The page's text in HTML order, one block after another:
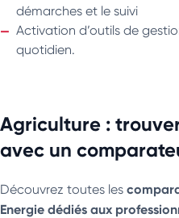
démarches et le suivi
Activation d’outils de
quotidien.
Agriculture :
avec un
Découvrez toutes les
Energie dédiés aux